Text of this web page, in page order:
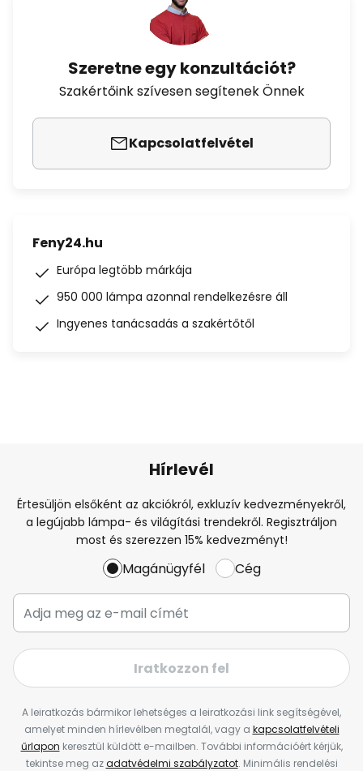
Szeretne egy konzultációt?
Szakértőink szívesen segítenek Önnek
Kapcsolatfelvétel
Feny24.hu
Európa legtöbb márkája
950 000 lámpa azonnal rendelkezésre áll
Ingyenes tanácsadás a szakértőtől
Hírlevél
Értesüljön elsőként az akciókról, exkluzív kedvezményekről,
a legújabb lámpa- és világítási trendekről. Regisztráljon
most és szerezzen 15% kedvezményt!
Magánügyfél Cég
Iratkozzon fel
A leiratkozás bármikor lehetséges a leiratkozási link segítségével,
amelyet minden hírlevélben megtalál, vagy a kapcsolatfelvételi
űrlapon keresztül küldött e-mailben. További információért kérjük,
tekintse meg azadatvédelmi szabályzatot. Minimális rendelési